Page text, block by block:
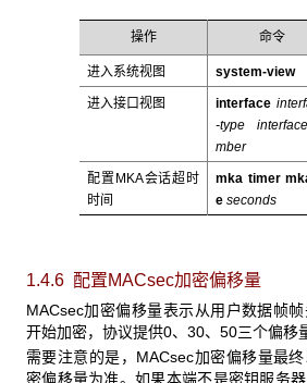
操作 命令
进入系统视图 system-view
进入接口视图 interface
-type
mber
配置MKA会话超时
时间
mka timer
eseconds
1.4.6 配置MACsec加密偏移量
MACsec加密偏移量表示从用户数据帧
开始加密，协议提供0、30、50三个偏移
需要注意的是，MACsec加密偏移量最
密偏移量为准。如果本端不是密钥服务